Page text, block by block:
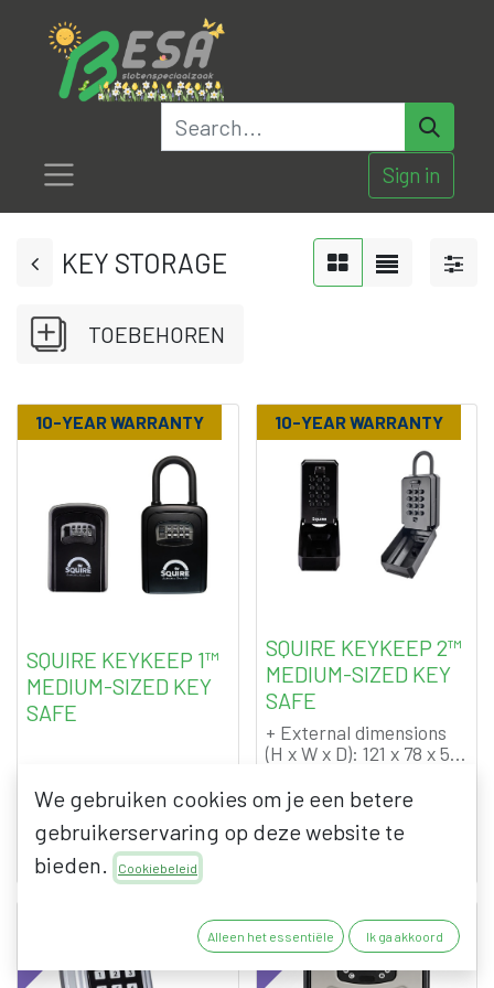
Sign in
KEY STORAGE
TOEBEHOREN
10-YEAR WARRANTY
SQUIRE KEYKEEP 1™
MEDIUM-SIZED KEY
SAFE
42.96€35.50€
excl. VAT
10-YEAR WARRANTY
SQUIRE KEYKEEP 2™
MEDIUM-SIZED KEY
SAFE
+ External dimensions
(H x W x D): 121 x 78 x 57
+ Internal dimensions (H
x W x D): 85 x 68 x 13 mm
+ Horizontal bracket
(* only for the PB
version)
NEW!
We gebruiken cookies om je een betere
gebruikerservaring op deze website te
bieden.
Cookiebeleid
Alleen het essentiële Ik ga akkoord